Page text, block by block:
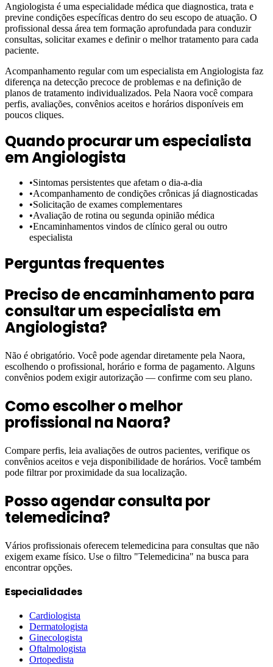
Angiologista é uma especialidade médica que diagnostica, trata e
previne condições específicas dentro do seu escopo de atuação. O
profissional dessa área tem formação aprofundada para conduzir
consultas, solicitar exames e definir o melhor tratamento para cada
paciente.
Acompanhamento regular com um especialista em Angiologista faz
diferença na detecção precoce de problemas e na definição de
planos de tratamento individualizados. Pela Naora você compara
perfis, avaliações, convênios aceitos e horários disponíveis em
poucos cliques.
Quando procurar um especialista
emAngiologista
•Sintomas persistentes que afetam o dia-a-dia
•Acompanhamento de condições crônicas já diagnosticadas
•Solicitação de exames complementares
•Avaliação de rotina ou segunda opinião médica
•Encaminhamentos vindos de clínico geral ou outro
especialista
Perguntas frequentes
Preciso de encaminhamento para
consultar um especialista em
Angiologista?
Não é obrigatório. Você pode agendar diretamente pela Naora,
escolhendo o profissional, horário e forma de pagamento. Alguns
convênios podem exigir autorização — confirme com seu plano.
Como escolher o melhor
profissional na Naora?
Compare perfis, leia avaliações de outros pacientes, verifique os
convênios aceitos e veja disponibilidade de horários. Você também
pode filtrar por proximidade da sua localização.
Posso agendar consulta por
telemedicina?
Vários profissionais oferecem telemedicina para consultas que não
exigem exame físico. Use o filtro "Telemedicina" na busca para
encontrar opções.
Especialidades
Cardiologista
Dermatologista
Ginecologista
Oftalmologista
Ortopedista